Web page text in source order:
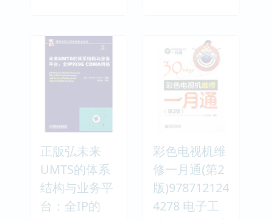
正版弘未来
UMTS的体系
结构与业务平
台：全IP的
彩色电视机维
修一月通(第2
版)978712124
4278 电子工